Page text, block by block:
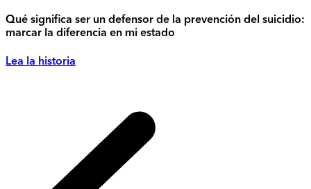
Qué significa ser un defensor de la prevención del suicidio:
marcar la diferencia en mi estado
Lea la historia